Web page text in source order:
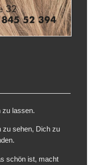
zu lassen.
zu sehen, Dich zu
schön ist, macht